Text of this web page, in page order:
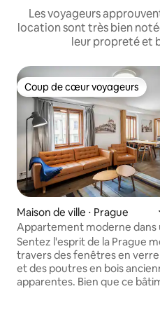
Les voyageurs
location sont très bien
leur propreté et
Coup de cœur voyageurs
Coup de cœur voyageurs
Maison de ville ⋅ Prague
Appartement moderne dans
bâtiment pittoresque du XVe
Sentez l'esprit de la Prague
travers des fenêtres en
et des poutres en bois
apparentes. Bien que ce